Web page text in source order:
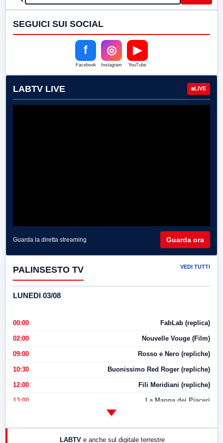
SEGUICI SUI SOCIAL
f
Facebook
◎
Instagram
▶
YouTube
LABTV LIVE LIVE
Guarda la diretta streaming Guarda ora
PALINSESTO TV VEDI TUTTI
LUNEDI 03/08
00:00 FabLab (replica)
02:00 Nouvelle Vouge (Film)
09:00 Rosso e Nero (repliche)
10:30 Buonissimo Red Roger (repliche)
12:00 Fili Meridiani (repliche)
13:00 La Mappa dei Piaceri
17:00 LabNews (replica)
LABTV e anche sul digitale terrestre